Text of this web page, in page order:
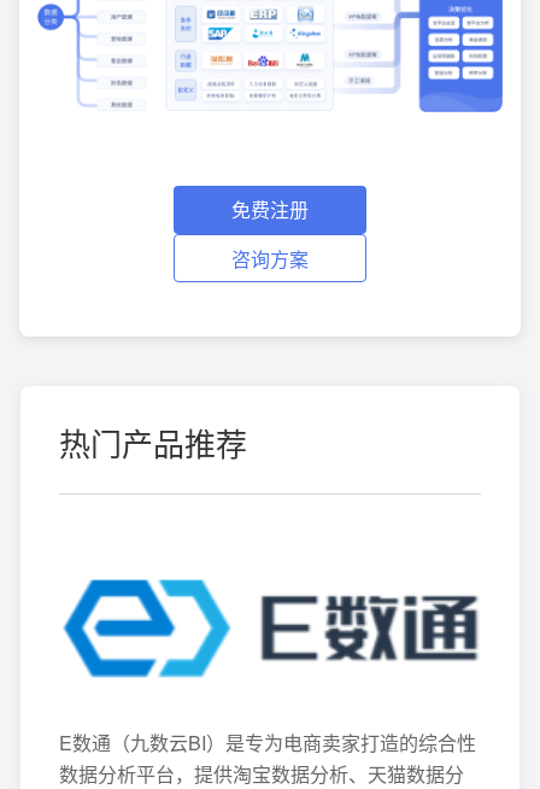
免费注册
咨询方案
热门产品推荐
E数通（九数云BI）是专为电商卖家打造的综合性
数据分析平台，提供淘宝数据分析、天猫数据分